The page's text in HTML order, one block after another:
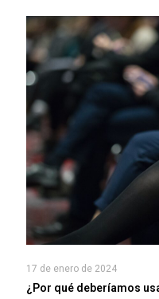
17 de enero de 2024
¿Por qué deberíamos